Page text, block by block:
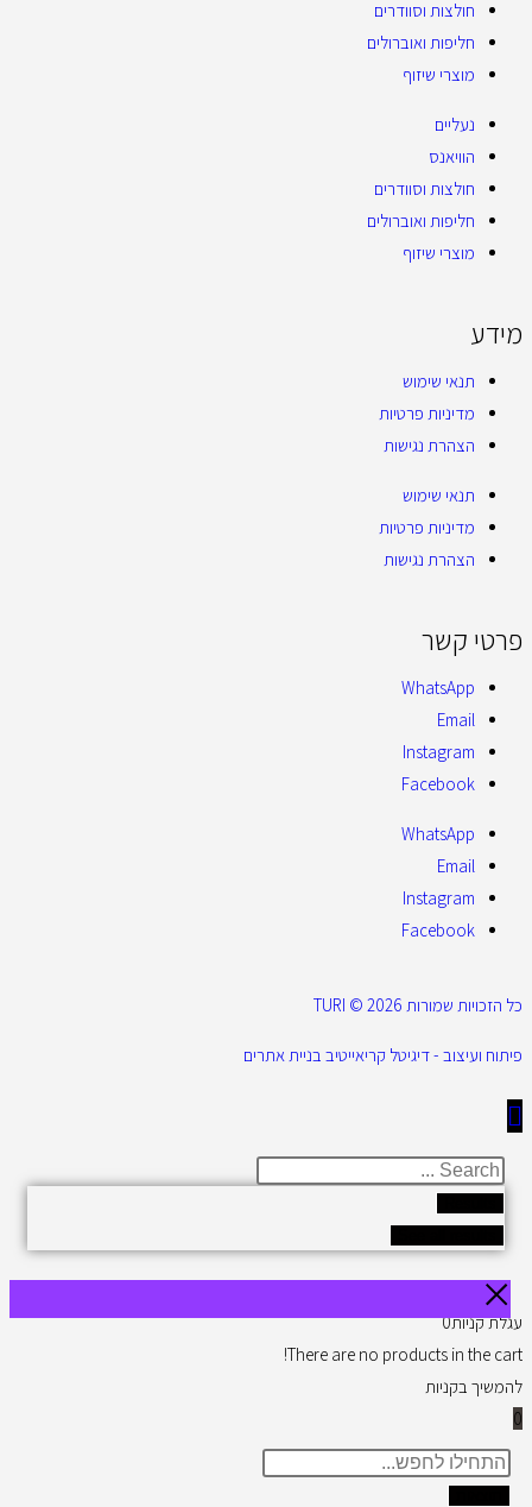
חולצות וסוודרים
חליפות ואוברולים
מוצרי שיזוף
נעליים
הוויאנס
חולצות וסוודרים
חליפות ואוברולים
מוצרי שיזוף
מידע
תנאי שימוש
מדיניות פרטיות
הצהרת נגישות
תנאי שימוש
מדיניות פרטיות
הצהרת נגישות
פרטי קשר
WhatsApp
Email
Instagram
Facebook
WhatsApp
Email
Instagram
Facebook
כל הזכויות שמורות 2026 © TURI
פיתוח ועיצוב - דיגיטל קריאייטיב בניית אתרים
עגלת קניות0
There are no products in the cart!
להמשיך בקניות
0